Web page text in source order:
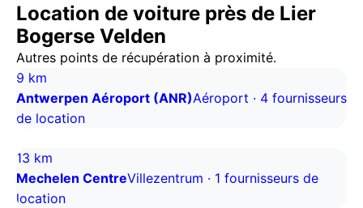
Location de voiture près de Lier
Bogerse Velden
Autres points de récupération à proximité.
9 km
Antwerpen Aéroport (ANR)Aéroport · 4 fournisseurs
de location
13 km
Mechelen CentreVillezentrum · 1 fournisseurs de
location